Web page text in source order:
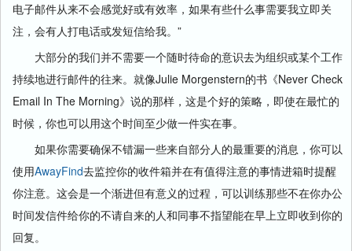
电子邮件从来不会感觉好或有效率，如果有些什么事需要我立即关
注，会有人打电话或发短信给我。”
大部分的我们并不需要一个随时待命的意识去为组织或某个工作
持续地进行邮件的往来。就像Julie Morgenstern的书《Never Check
Email In The Morning》说的那样，这是个好的策略，即使在最忙的
时候，你也可以用这个时间至少做一件实在事。
如果你需要确保不错漏一些来自部分人的最重要的消息，你可以
使用AwayFind去监控你的收件箱并在有值得注意的事情进箱时提醒
你注意。这会是一个渐进但有意义的过程，可以训练那些不在你办公
时间发信件给你的不请自来的人和同事不指望能在早上立即收到你的
回复。